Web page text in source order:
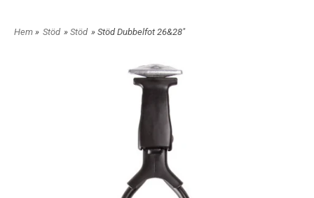
Hem » Stöd » Stöd » Stöd Dubbelfot 26&28"